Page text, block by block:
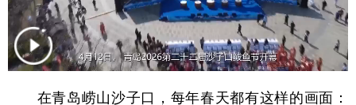
法律 中央文件 金融 汽车
食品 人居 信息化 数字经济
在青岛崂山沙子口，每年春天都有这样的画面：